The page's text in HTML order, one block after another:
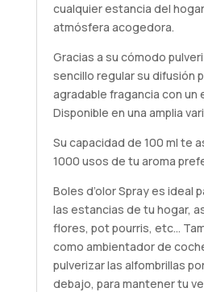
cualquier estancia del
atmósfera acogedora.
Gracias a su cómodo
sencillo regular su difusión
agradable fragancia con
Disponible en una amplia
Su capacidad de 100 ml te
1000 usos de tu aroma
Boles d’olor Spray es ideal
las estancias de tu hogar,
flores, pot pourris, etc…
como ambientador de
pulverizar las alfombrillas
debajo, para mantener tu